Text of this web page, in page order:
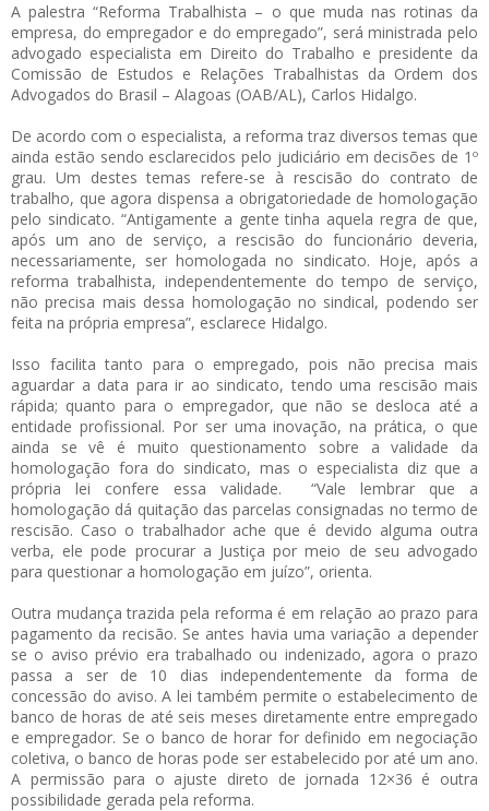
A palestra “Reforma Trabalhista – o que muda nas rotinas da
empresa, do empregador e do empregado”, será ministrada pelo
advogado especialista em Direito do Trabalho e presidente da
Comissão de Estudos e Relações Trabalhistas da Ordem dos
Advogados do Brasil – Alagoas (OAB/AL), Carlos Hidalgo.
De acordo com o especialista, a reforma traz diversos temas que
ainda estão sendo esclarecidos pelo judiciário em decisões de 1º
grau. Um destes temas refere-se à rescisão do contrato de
trabalho, que agora dispensa a obrigatoriedade de homologação
pelo sindicato. “Antigamente a gente tinha aquela regra de que,
após um ano de serviço, a rescisão do funcionário deveria,
necessariamente, ser homologada no sindicato. Hoje, após a
reforma trabalhista, independentemente do tempo de serviço,
não precisa mais dessa homologação no sindical, podendo ser
feita na própria empresa”, esclarece Hidalgo.
Isso facilita tanto para o empregado, pois não precisa mais
aguardar a data para ir ao sindicato, tendo uma rescisão mais
rápida; quanto para o empregador, que não se desloca até a
entidade profissional. Por ser uma inovação, na prática, o que
ainda se vê é muito questionamento sobre a validade da
homologação fora do sindicato, mas o especialista diz que a
própria lei confere essa validade. “Vale lembrar que a
homologação dá quitação das parcelas consignadas no termo de
rescisão. Caso o trabalhador ache que é devido alguma outra
verba, ele pode procurar a Justiça por meio de seu advogado
para questionar a homologação em juízo”, orienta.
Outra mudança trazida pela reforma é em relação ao prazo para
pagamento da recisão. Se antes havia uma variação a depender
se o aviso prévio era trabalhado ou indenizado, agora o prazo
passa a ser de 10 dias independentemente da forma de
concessão do aviso. A lei também permite o estabelecimento de
banco de horas de até seis meses diretamente entre empregado
e empregador. Se o banco de horar for definido em negociação
coletiva, o banco de horas pode ser estabelecido por até um ano.
A permissão para o ajuste direto de jornada 12×36 é outra
possibilidade gerada pela reforma.